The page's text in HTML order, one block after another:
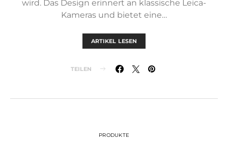
wird. Das Design erinnert an klassische Leica-
Kameras und bietet eine…
ARTIKEL LESEN
TEILEN
PRODUKTE